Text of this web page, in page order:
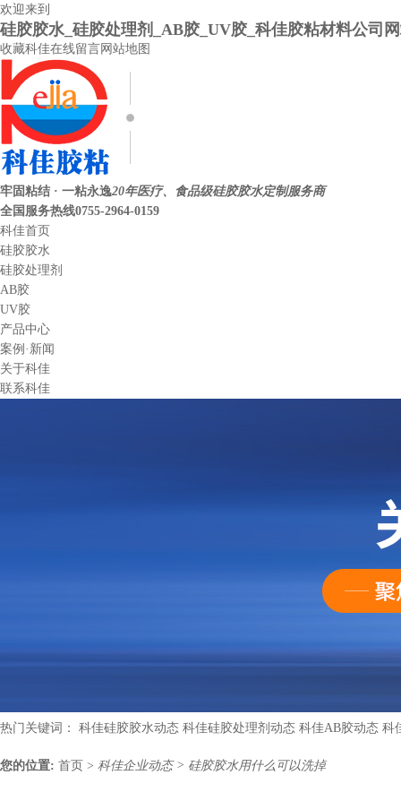
欢迎来到
硅胶胶水_硅胶处理剂_AB胶_UV胶_科佳胶粘材料公司
收藏科佳在线留言网站地图
牢固粘结 · 一粘永逸20年医疗、食品级硅胶胶水定制服务商
全国服务热线0755-2964-0159
科佳首页
硅胶胶水
硅胶处理剂
AB胶
UV胶
产品中心
案例·新闻
关于科佳
联系科佳
热门关键词： 科佳硅胶胶水动态 科佳硅胶处理剂动态 科佳AB胶动态 科
您的位置: 首页 > 科佳企业动态 > 硅胶胶水用什么可以洗掉